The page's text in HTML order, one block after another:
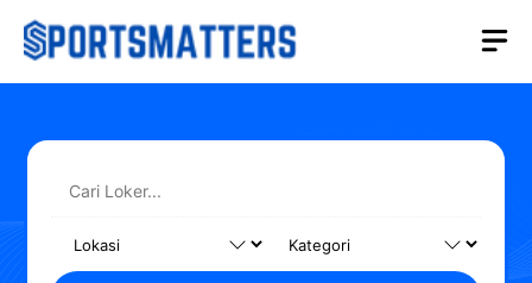
Langsung